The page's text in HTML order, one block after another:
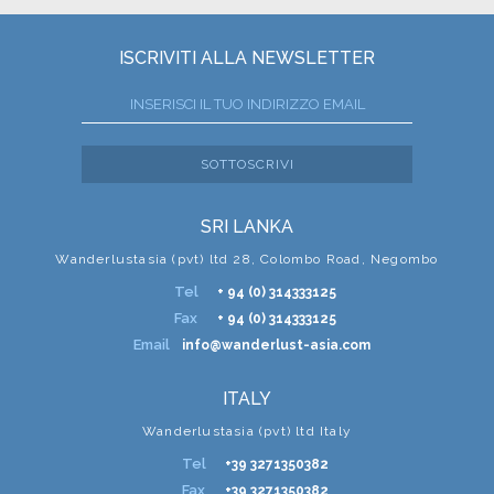
ISCRIVITI ALLA NEWSLETTER
SOTTOSCRIVI
SRI LANKA
Wanderlustasia (pvt) ltd 28, Colombo Road, Negombo
Tel + 94 (0) 314333125
Fax + 94 (0) 314333125
Email info@wanderlust-asia.com
ITALY
Wanderlustasia (pvt) ltd Italy
Tel +39 3271350382
Fax